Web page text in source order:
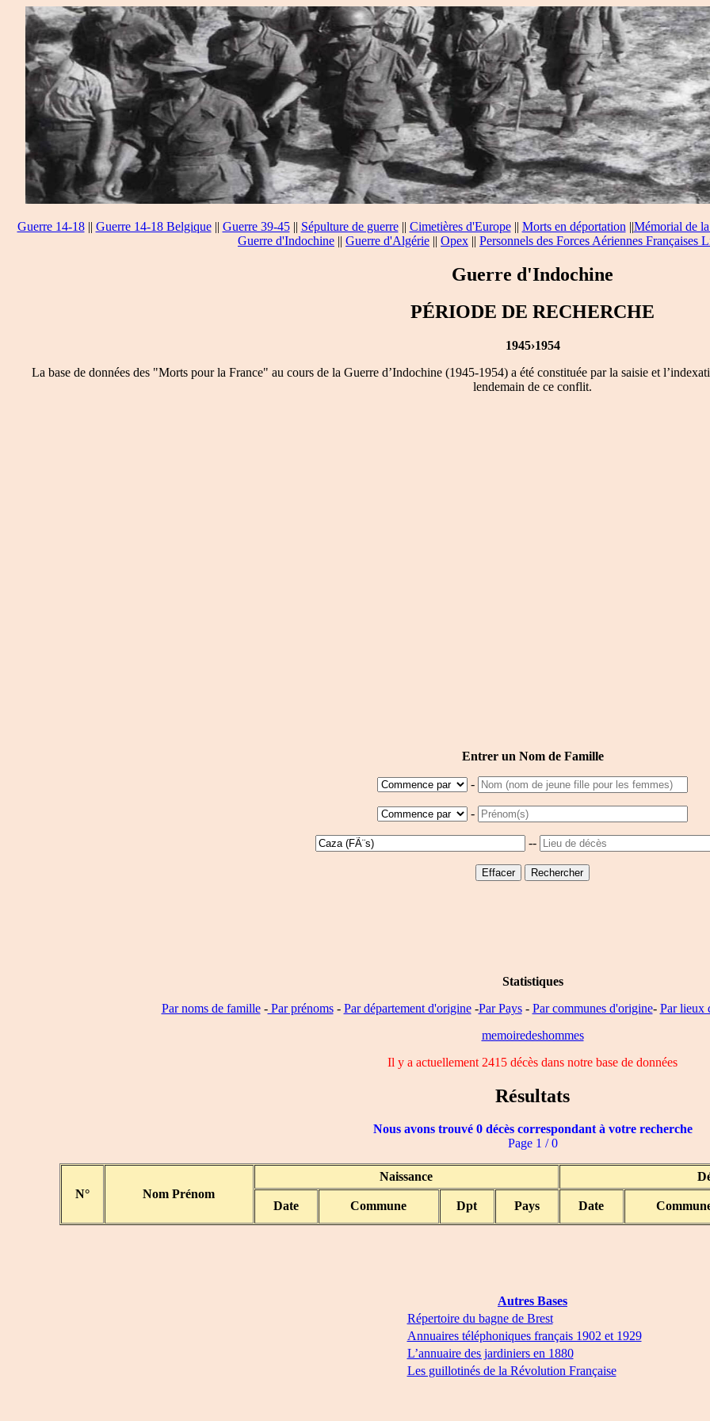
Guerre 14-18|| Guerre 14-18 Belgique|| Guerre 39-45|| Sépulture de guerre|| Cimetières d'Europe|| Morts en déportation ||Mémorial de
Guerre d'Indochine || Guerre d'Algérie || Opex || Personnels des Forces Aériennes Françaises
Guerre d'Indochine
PÉRIODE DE RECHERCHE
1945›1954
La base de données des "Morts pour la France" au cours de la Guerre d’Indochine (1945-1954) a été constituée par la saisie et
lendemain de ce conflit.
Entrer un Nom de Famille
-
-
--
Statistiques
Par noms de famille-Par prénoms- Par département d'origine-Par Pays- Par communes d'origine- Par lieux
memoiredeshommes
Il y a actuellement 2415 décès dans notre base de données
Résultats
Nous avons trouvé 0 décès correspondant à votre recherche
Page 1 / 0
N° Nom Prénom
Naissance
Date
Commune Dpt Pays Date
Autres Bases
Répertoire du bagne de Brest
Annuaires téléphoniques français 1902 et 1929
L’annuaire des jardiniers en 1880
Les guillotinés de la Révolution Française